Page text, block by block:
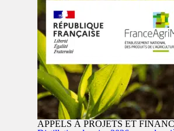
APPELS À PROJETS ET